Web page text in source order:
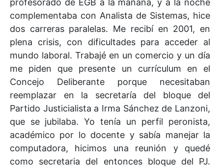
complementaba con Analista de Sistemas, hice
dos carreras paralelas. Me recibí en 2001, en
plena crisis, con dificultades para acceder al
mundo laboral. Trabajé en un comercio y un día
me piden que presente un currículum en el
Concejo Deliberante porque necesitaban
reemplazar en la secretaría del bloque del
Partido Justicialista a Irma Sánchez de Lanzoni,
que se jubilaba. Yo tenía un perfil peronista,
académico por lo docente y sabía manejar la
computadora, hicimos una reunión y quedé
como secretaria del entonces bloque del PJ.